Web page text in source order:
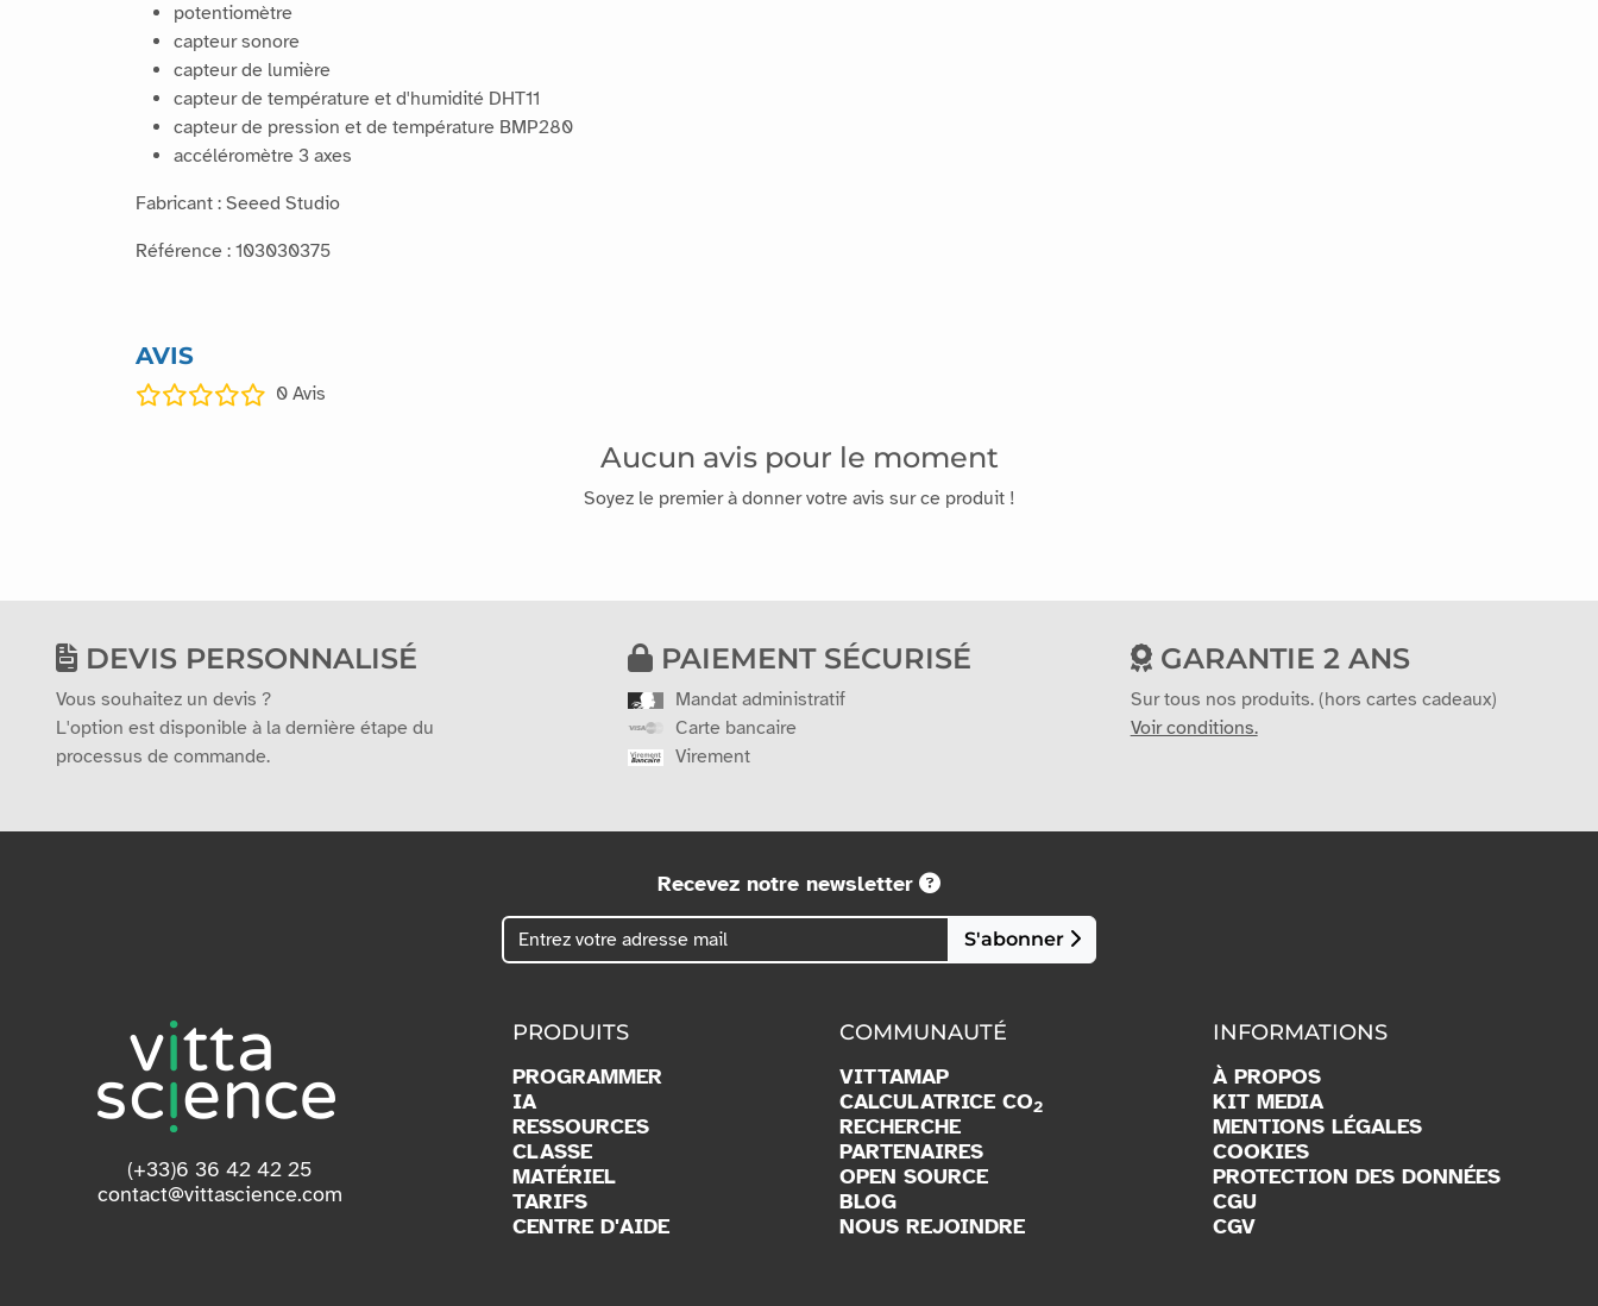
potentiomètre
capteur sonore
capteur de lumière
capteur de température et d'humidité DHT11
capteur de pression et de température BMP280
accéléromètre 3 axes
Fabricant : Seeed Studio
Référence : 103030375
AVIS
0 Avis
Aucun avis pour le moment
Soyez le premier à donner votre avis sur ce produit !
DEVIS PERSONNALISÉ
Vous souhaitez un devis ?
L'option est disponible à la dernière étape du
processus de commande.
PAIEMENT SÉCURISÉ
Mandat administratif
Carte bancaire
Virement
GARANTIE 2 ANS
Sur tous nos produits. (hors cartes cadeaux)
Voir conditions.
Recevez notre newsletter
S'abonner
(+33)6 36 42 42 25
contact@vittascience.com
PRODUITS
PROGRAMMER
IA
RESSOURCES
CLASSE
MATÉRIEL
TARIFS
CENTRE D'AIDE
COMMUNAUTÉ
VITTAMAP
CALCULATRICE CO2
RECHERCHE
PARTENAIRES
OPEN SOURCE
BLOG
NOUS REJOINDRE
INFORMATIONS
À PROPOS
KIT MEDIA
MENTIONS LÉGALES
COOKIES
PROTECTION DES DONNÉES
CGU
CGV